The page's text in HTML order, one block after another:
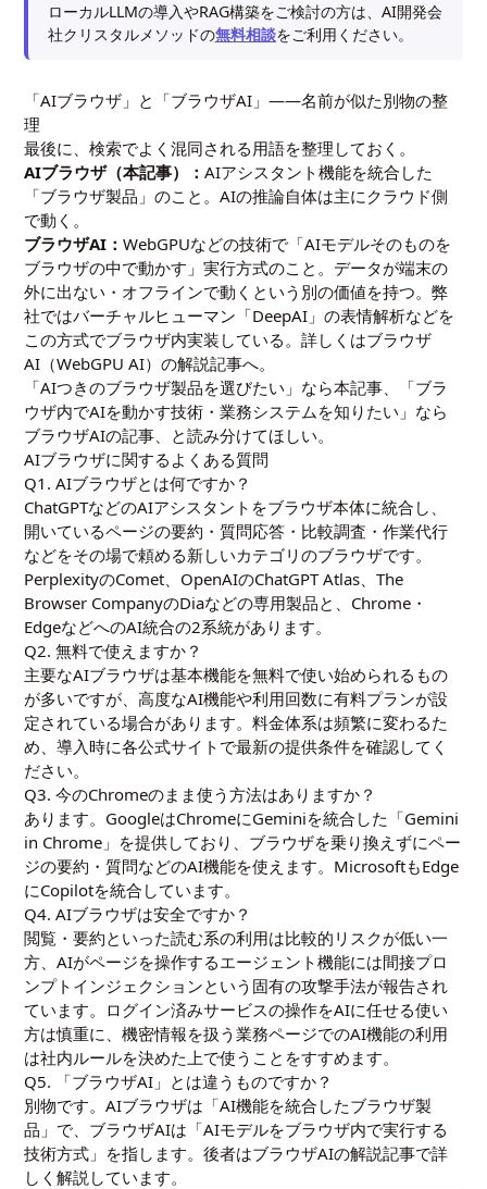
ローカルLLMの導入やRAG構築をご検討の方は、AI開発会
社クリスタルメソッドの無料相談をご利用ください。
「AIブラウザ」と「ブラウザAI」——名前が似た別物の整
理
最後に、検索でよく混同される用語を整理しておく。
AIブラウザ（本記事）：AIアシスタント機能を統合した
「ブラウザ製品」のこと。AIの推論自体は主にクラウド側
で動く。
ブラウザAI：WebGPUなどの技術で「AIモデルそのものを
ブラウザの中で動かす」実行方式のこと。データが端末の
外に出ない・オフラインで動くという別の価値を持つ。弊
社ではバーチャルヒューマン「DeepAI」の表情解析などを
この方式でブラウザ内実装している。詳しくはブラウザ
AI（WebGPU AI）の解説記事へ。
「AIつきのブラウザ製品を選びたい」なら本記事、「ブラ
ウザ内でAIを動かす技術・業務システムを知りたい」なら
ブラウザAIの記事、と読み分けてほしい。
AIブラウザに関するよくある質問
Q1. AIブラウザとは何ですか？
ChatGPTなどのAIアシスタントをブラウザ本体に統合し、
開いているページの要約・質問応答・比較調査・作業代行
などをその場で頼める新しいカテゴリのブラウザです。
PerplexityのComet、OpenAIのChatGPT Atlas、The
Browser CompanyのDiaなどの専用製品と、Chrome・
EdgeなどへのAI統合の2系統があります。
Q2. 無料で使えますか？
主要なAIブラウザは基本機能を無料で使い始められるもの
が多いですが、高度なAI機能や利用回数に有料プランが設
定されている場合があります。料金体系は頻繁に変わるた
め、導入時に各公式サイトで最新の提供条件を確認してく
ださい。
Q3. 今のChromeのまま使う方法はありますか？
あります。GoogleはChromeにGeminiを統合した「Gemini
in Chrome」を提供しており、ブラウザを乗り換えずにペー
ジの要約・質問などのAI機能を使えます。MicrosoftもEdge
にCopilotを統合しています。
Q4. AIブラウザは安全ですか？
閲覧・要約といった読む系の利用は比較的リスクが低い一
方、AIがページを操作するエージェント機能には間接プロ
ンプトインジェクションという固有の攻撃手法が報告され
ています。ログイン済みサービスの操作をAIに任せる使い
方は慎重に、機密情報を扱う業務ページでのAI機能の利用
は社内ルールを決めた上で使うことをすすめます。
Q5. 「ブラウザAI」とは違うものですか？
別物です。AIブラウザは「AI機能を統合したブラウザ製
品」で、ブラウザAIは「AIモデルをブラウザ内で実行する
技術方式」を指します。後者はブラウザAIの解説記事で詳
しく解説しています。